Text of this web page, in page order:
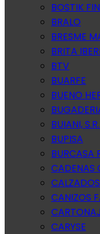
BOSTIK
BRALO
BRESME
BRITA
BTV
BUARFE
BUENO
BUIANI,
BUPISA
BURCASA
CADENAS
CANIZOS
CARYSE